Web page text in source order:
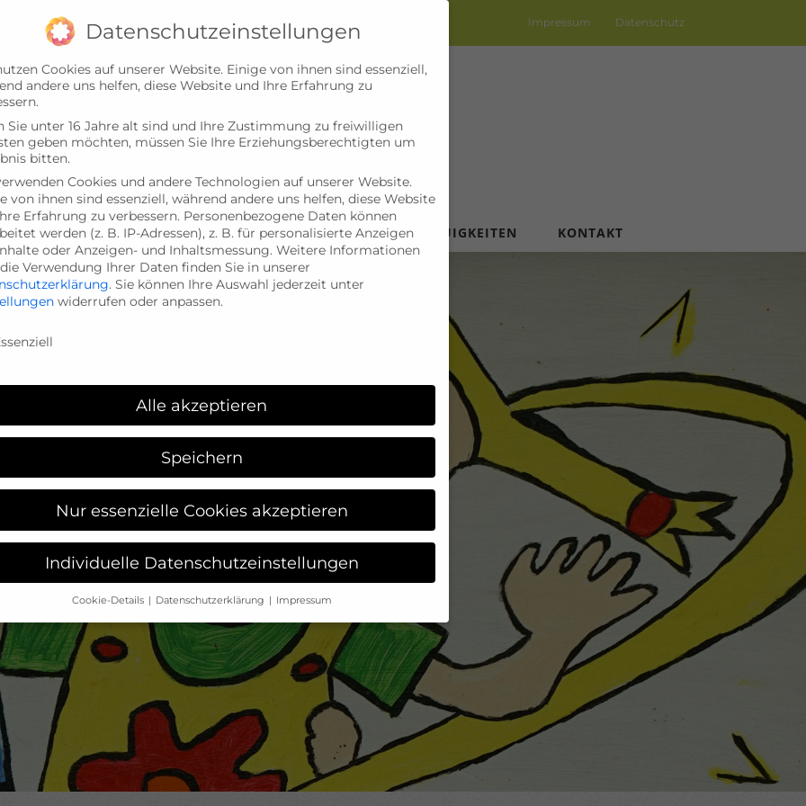
Impressum Datenschutz
KONZEPT BEITRÄGE KALENDER NEUIGKEITEN KONTAKT
Datenschutzeinstellungen
Cookies auf unserer Website. Einige von ihnen sind essenziell,
andere uns helfen, diese Website und Ihre Erfahrung zu
Sie unter 16 Jahre alt sind und Ihre Zustimmung zu freiwilligen
geben möchten, müssen Sie Ihre Erziehungsberechtigten um
bitten.
Cookies und andere Technologien auf unserer Website.
von ihnen sind essenziell, während andere uns helfen, diese Website
Erfahrung zu verbessern. Personenbezogene Daten können
werden (z. B. IP-Adressen), z. B. für personalisierte Anzeigen
oder Anzeigen- und Inhaltsmessung. Weitere Informationen
Verwendung Ihrer Daten finden Sie in unserer
. Sie können Ihre Auswahl jederzeit unter
widerrufen oder anpassen.
Alle akzeptieren
Speichern
Nur essenzielle Cookies akzeptieren
Individuelle Datenschutzeinstellungen
Cookie-Details Datenschutzerklärung Impressum
Datenschutzeinstellungen
Sie unter 16 Jahre alt sind und Ihre Zustimmung zu freiwilligen
geben möchten, müssen Sie Ihre Erziehungsberechtigten um
bitten.
Cookies und andere Technologien auf unserer Website.
von ihnen sind essenziell, während andere uns helfen, diese Website
Erfahrung zu verbessern. Personenbezogene Daten können
werden (z. B. IP-Adressen), z. B. für personalisierte Anzeigen
oder Anzeigen- und Inhaltsmessung. Weitere Informationen